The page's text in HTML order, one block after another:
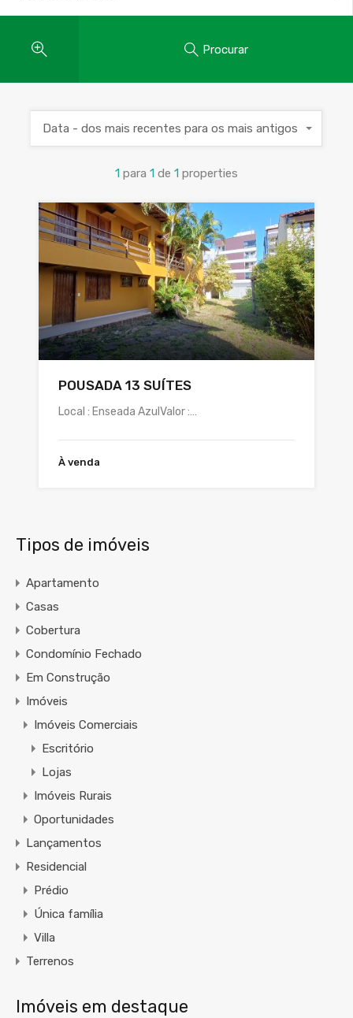
Procurar
1 para 1 de 1 properties
Data - dos mais recentes para os mais antigos
POUSADA 13 SUÍTES
Local : Enseada AzulValor :…
À venda
Tipos de imóveis
Apartamento
Casas
Cobertura
Condomínio Fechado
Em Construção
Imóveis
Imóveis Comerciais
Escritório
Lojas
Imóveis Rurais
Oportunidades
Lançamentos
Residencial
Prédio
Única família
Villa
Terrenos
Imóveis em destaque